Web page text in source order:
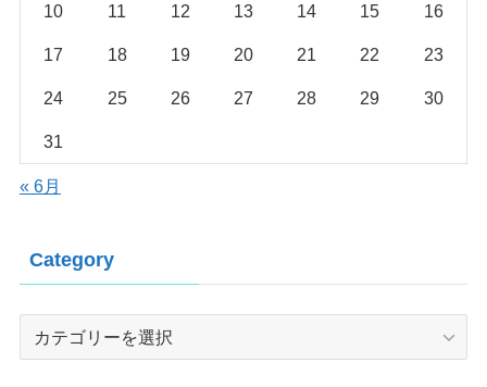
10 11 12 13 14 15 16
17 18 19 20 21 22 23
24 25 26 27 28 29 30
31
« 6月
Category
Category